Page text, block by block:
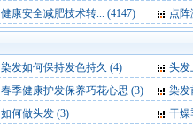
健康安全减肥技术转... (4147) 点阵
染发如何保持发色持久 (4)
头发
春季健康护发保养巧花心思 (3)
染发
如何做头发 (3) 干燥